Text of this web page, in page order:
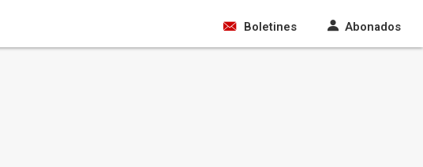
Boletines Abonados